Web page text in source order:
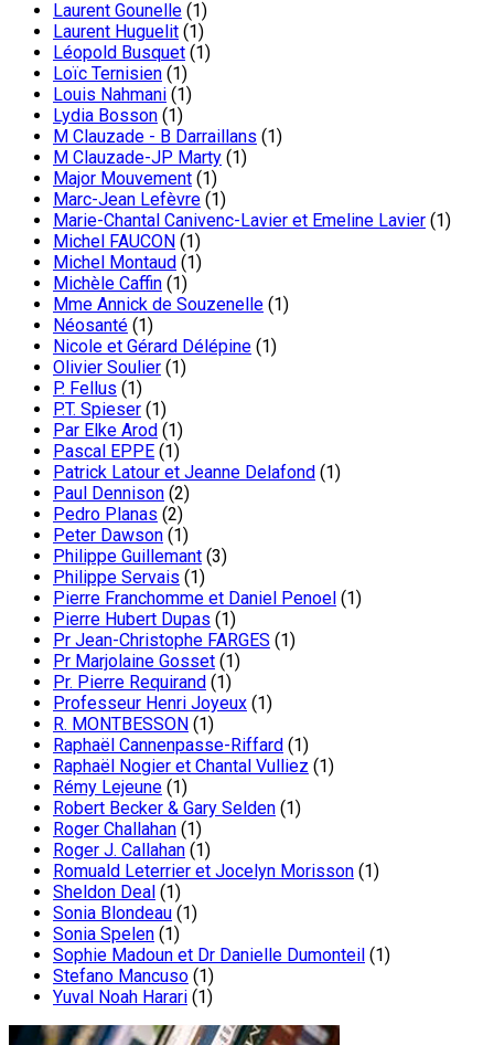
Laurent Gounelle (1)
Laurent Huguelit (1)
Léopold Busquet (1)
Loïc Ternisien (1)
Louis Nahmani (1)
Lydia Bosson (1)
M Clauzade - B Darraillans (1)
M Clauzade-JP Marty (1)
Major Mouvement (1)
Marc-Jean Lefèvre (1)
Marie-Chantal Canivenc-Lavier et Emeline Lavier (1)
Michel FAUCON (1)
Michel Montaud (1)
Michèle Caffin (1)
Mme Annick de Souzenelle (1)
Néosanté (1)
Nicole et Gérard Délépine (1)
Olivier Soulier (1)
P. Fellus (1)
P.T. Spieser (1)
Par Elke Arod (1)
Pascal EPPE (1)
Patrick Latour et Jeanne Delafond (1)
Paul Dennison (2)
Pedro Planas (2)
Peter Dawson (1)
Philippe Guillemant (3)
Philippe Servais (1)
Pierre Franchomme et Daniel Penoel (1)
Pierre Hubert Dupas (1)
Pr Jean-Christophe FARGES (1)
Pr Marjolaine Gosset (1)
Pr. Pierre Requirand (1)
Professeur Henri Joyeux (1)
R. MONTBESSON (1)
Raphaël Cannenpasse-Riffard (1)
Raphaël Nogier et Chantal Vulliez (1)
Rémy Lejeune (1)
Robert Becker & Gary Selden (1)
Roger Challahan (1)
Roger J. Callahan (1)
Romuald Leterrier et Jocelyn Morisson (1)
Sheldon Deal (1)
Sonia Blondeau (1)
Sonia Spelen (1)
Sophie Madoun et Dr Danielle Dumonteil (1)
Stefano Mancuso (1)
Yuval Noah Harari (1)